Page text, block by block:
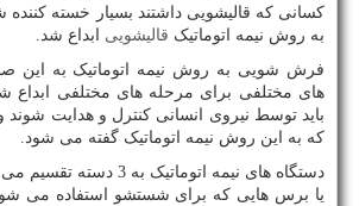
کسانی که قالیشویی داشتند بسیار خسته
به روش نیمه اتوماتیک قالیشویی ابداع شد.
فرش شویی به روش نیمه اتوماتیک به این
های مختلفی برای مرحله های مختلفی ابداع
باید توسط نیروی انسانی کنترل و هدایت
که به این روش نیمه اتوماتیک گفته می شود.